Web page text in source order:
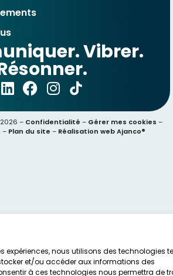
expériences, nous utilisons des technologies
et/ou accéder aux informations des
à ces technologies nous permettra de
Vibrer.
– Confidentialité – Gérer mes cookies –
– Plan du site –Réalisation web Ajanco®